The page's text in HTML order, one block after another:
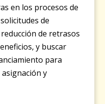
en los procesos de
de
de retrasos
y buscar
para
y